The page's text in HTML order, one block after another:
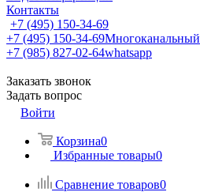
Контакты
+7 (495) 150-34-69
+7 (495) 150-34-69Многоканальный
+7 (985) 827-02-64whatsapp
Заказать звонок
Задать вопрос
Войти
Корзина0
Избранные товары0
Сравнение товаров0